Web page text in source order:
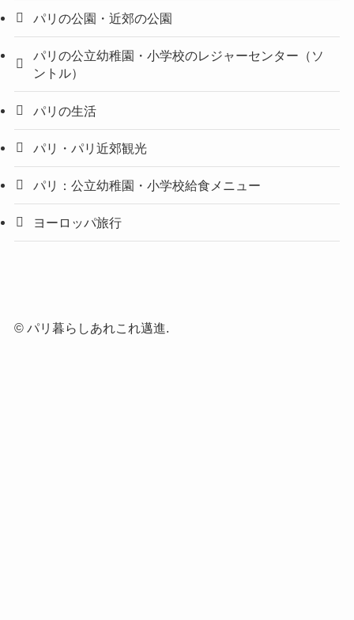
パリの公園・近郊の公園
パリの公立幼稚園・小学校のレジャーセンター（ソ
ントル）
パリの生活
パリ・パリ近郊観光
パリ：公立幼稚園・小学校給食メニュー
ヨーロッパ旅行
©パリ暮らしあれこれ邁進.